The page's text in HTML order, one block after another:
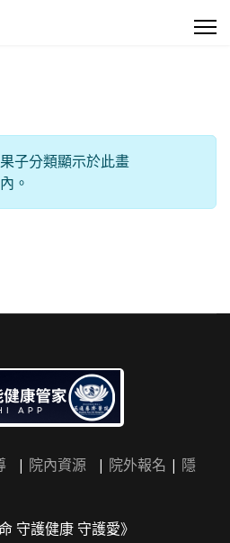
每頁顯示條數
子分類顯示於此畫
。
| 院內資源 | 院外報名 | 隱
守護健康 守護愛》